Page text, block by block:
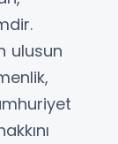
ulusun